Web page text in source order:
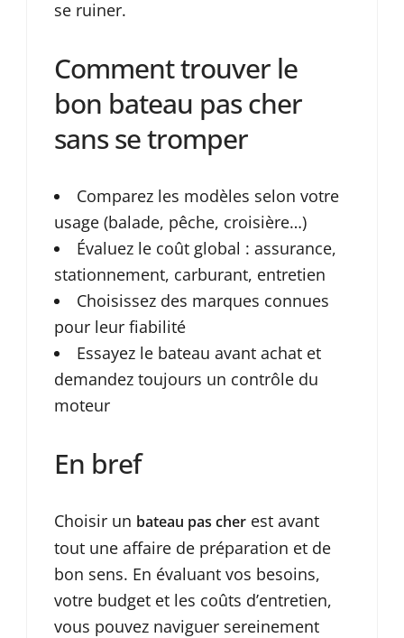
se ruiner.
Comment trouver le
bon bateau pas cher
sans se tromper
Comparez les modèles selon votre
usage (balade, pêche, croisière…)
Évaluez le coût global : assurance,
stationnement, carburant, entretien
Choisissez des marques connues
pour leur fiabilité
Essayez le bateau avant achat et
demandez toujours un contrôle du
moteur
En bref
Choisir un bateau pas cher est avant
tout une affaire de préparation et de
bon sens. En évaluant vos besoins,
votre budget et les coûts d’entretien,
vous pouvez naviguer sereinement